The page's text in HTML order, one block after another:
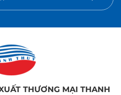
THƯƠNG MẠI THANH